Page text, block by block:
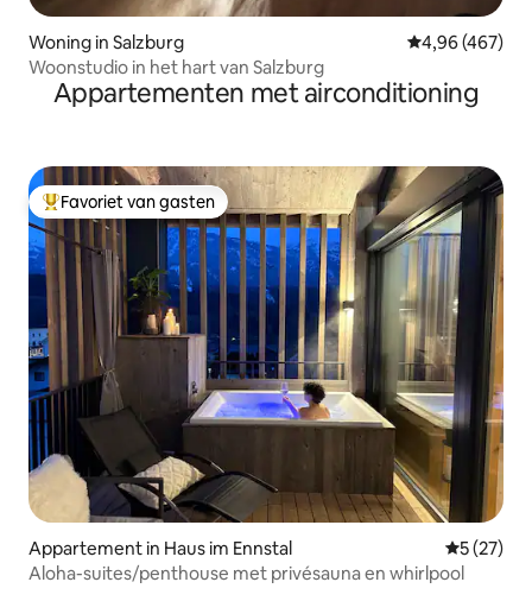
Woning in Salzburg Gemiddelde
4,96 (467)
Woonstudio in het hart van Salzburg
Appartementen met airconditioning
Topfavoriet van gasten
Favoriet van gasten
Appartement in Haus im Ennstal
5 (27)
Aloha-suites/penthouse met privésauna en whirlpool